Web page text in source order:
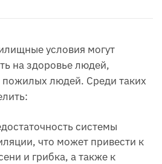
условия могут
на здоровье людей,
пожилых людей. Среди таких
системы
что может привести к
и грибка, а также к